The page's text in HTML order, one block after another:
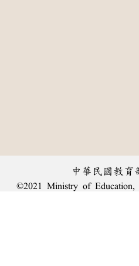
中華民國教育
©2021 Ministry of Education,